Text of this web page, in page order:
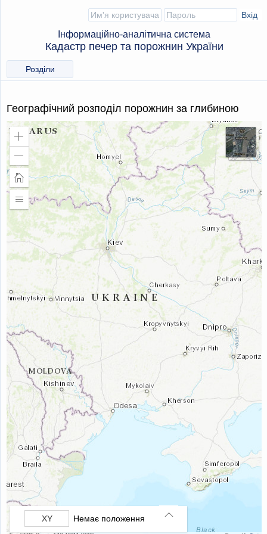
Інформаційно-аналітична система
Кадастр печер та порожнин України
Розділи
Географічний розподіл порожнин за глибиною
Збільшити
масштаб
Зменшити
масштаб
Головна
сторінка
Розширити
Немає положення